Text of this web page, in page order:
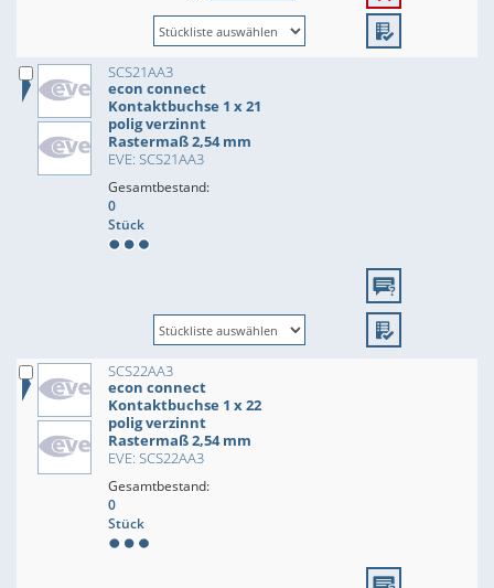
SCS21AA3
econ connect
Kontaktbuchse 1 x 21
polig verzinnt
Rastermaß 2,54 mm
EVE: SCS21AA3
Gesamtbestand:
0
Stück
SCS22AA3
econ connect
Kontaktbuchse 1 x 22
polig verzinnt
Rastermaß 2,54 mm
EVE: SCS22AA3
Gesamtbestand:
0
Stück